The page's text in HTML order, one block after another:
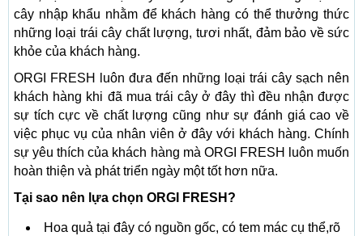
cây nhập khẩu nhằm để khách hàng có thể thưởng thức
những loại trái cây chất lượng, tươi nhất, đảm bảo về sức
khỏe của khách hàng.
ORGI FRESH luôn đưa đến những loại trái cây sạch nên
khách hàng khi đã mua trái cây ở đây thì đều nhận được
sự tích cực về chất lượng cũng như sự đánh giá cao về
việc phục vụ của nhân viên ở đây với khách hàng. Chính
sự yêu thích của khách hàng mà ORGI FRESH luôn muốn
hoàn thiện và phát triển ngày một tốt hơn nữa.
Tại sao nên lựa chọn ORGI FRESH?
Hoa quả tại đây có nguồn gốc, có tem mác cụ thể,rõ